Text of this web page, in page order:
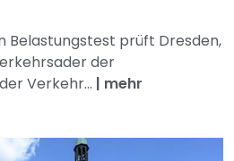
Belastungstest prüft Dresden,
der
Verkehr... | mehr